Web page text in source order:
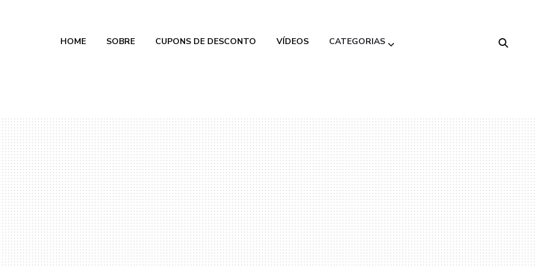
CalmonHOME SOBRE CUPONS DE DESCONTO VÍDEOS CATEGORIAS
Beleza
Decoração
Gastronomia
Moda
Variedades
Viagem